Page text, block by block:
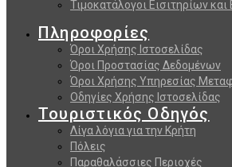
Τιμοκατάλογοι Εισιτηρίων
Πληροφορίες
Όροι Χρήσης Ιστοσελίδας
Όροι Προστασίας Δεδομένων
Όροι Χρήσης Υπηρεσίας
Οδηγίες Χρήσης Ιστοσελίδας
Τουριστικός Οδηγός
Λίγα λόγια για την Κρήτη
Πόλεις
Παραθαλάσσιες Περιοχές